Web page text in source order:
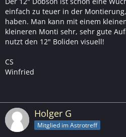
einfach zu teuer in der
haben. Man kann mit einem
kleineren Monti sehr, sehr gute
nutzt den 12" Boliden visuell!
CS
Winfried
Holger G
Mitglied im Astrotreff